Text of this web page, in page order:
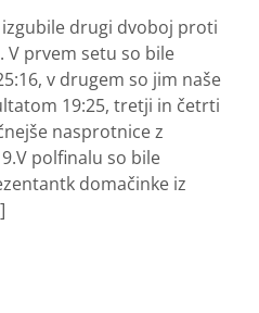
drugi dvoboj proti
V prvem setu so bile
v drugem so jim naše
19:25, tretji in četrti
nasprotnice z
polfinalu so bile
domačinke iz